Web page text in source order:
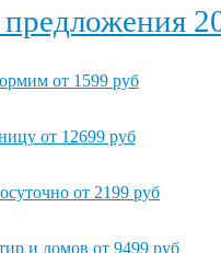
от 1599 руб
от 12699 руб
от 2199 руб
и домов от 9499 руб